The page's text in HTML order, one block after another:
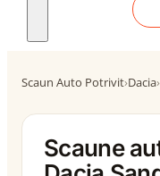
Scaun Auto Potrivit›Dacia›
Scaune